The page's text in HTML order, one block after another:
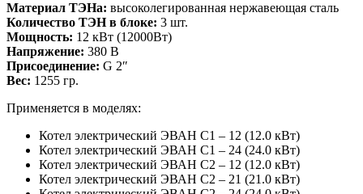
Материал ТЭНа: высоколегированная нержавеющая сталь
Количество ТЭН в блоке: 3 шт.
Мощность: 12 кВт (12000Вт)
Напряжение: 380 В
Присоединение: G 2″
Вес: 1255 гр.
Применяется в моделях:
Котел электрический ЭВАН С1 – 12 (12.0 кВт)
Котел электрический ЭВАН С1 – 24 (24.0 кВт)
Котел электрический ЭВАН С2 – 12 (12.0 кВт)
Котел электрический ЭВАН С2 – 21 (21.0 кВт)